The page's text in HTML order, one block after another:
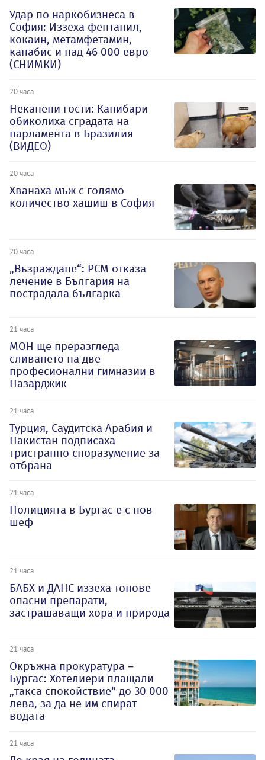
Удар по наркобизнеса в
София: Иззеха фентанил,
кокаин, метамфетамин,
канабис и над 46 000 евро
(СНИМКИ)
20 часа
Неканени гости: Капибари
обиколиха сградата на
парламента в Бразилия
(ВИДЕО)
20 часа
Хванаха мъж с голямо
количество хашиш в София
20 часа
„Възраждане“: РСМ отказа
лечение в България на
пострадала българка
21 часа
МОН ще преразгледа
сливането на две
професионални гимназии в
Пазарджик
21 часа
Турция, Саудитска Арабия и
Пакистан подписаха
тристранно споразумение за
отбрана
21 часа
Полицията в Бургас е с нов
шеф
21 часа
БАБХ и ДАНС иззеха тонове
опасни препарати,
застрашаващи хора и природа
21 часа
Окръжна прокуратура –
Бургас: Хотелиери плащали
„такса спокойствие“ до 30 000
лева, за да не им спират
водата
21 часа